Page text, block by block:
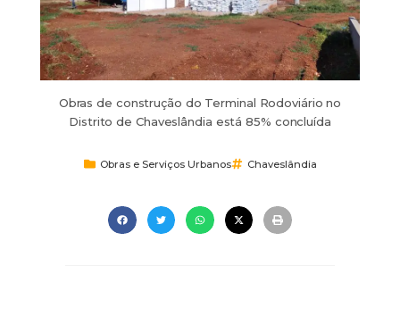
Obras de construção do Terminal Rodoviário no
Distrito de Chaveslândia está 85% concluída
Obras e Serviços Urbanos Chaveslândia